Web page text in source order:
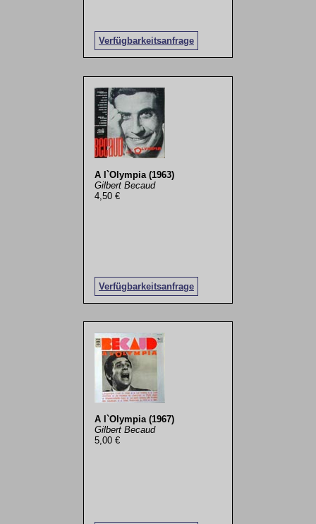
Verfügbarkeitsanfrage
A l`Olympia (1963)
Gilbert Becaud
4,50 €
Verfügbarkeitsanfrage
A l`Olympia (1967)
Gilbert Becaud
5,00 €